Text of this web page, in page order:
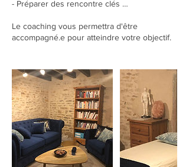
- Préparer des rencontre clés …
Le coaching vous permettra d'être
accompagné.e pour atteindre votre objectif.